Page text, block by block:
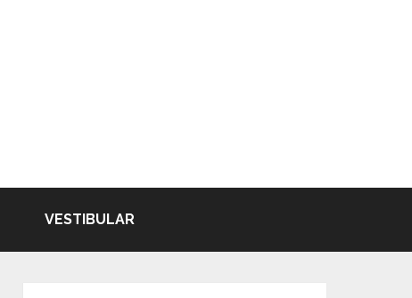
VESTIBULAR